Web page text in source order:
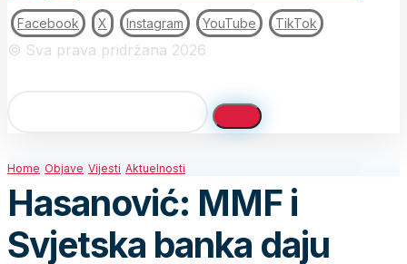
Facebook X Instagram YouTube TikTok
© Sva prava pridržana 2026
Home Objave Vijesti Aktuelnosti
Hasanović: MMF i
Svjetska banka daju